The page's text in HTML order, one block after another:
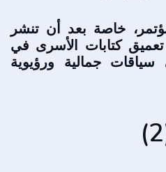
خاصة بعد أن تنشر
كتابات الأسرى في
سياقات جمالية ورؤيوية